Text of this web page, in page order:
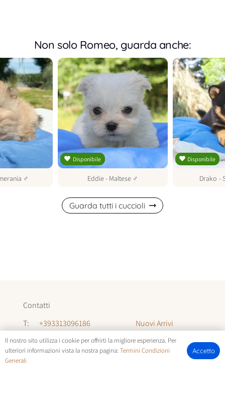
Non solo Romeo, guarda anche:
♂
Disponibile
Eddie- Maltese ♂
Disponibile
Drako -
Guarda tutti i cuccioli
Contatti
T:
+393313096186
T:
+393294142035
E:
Nuovi Arrivi
Informazioni
Chi Siamo
Il nostro sito utilizza i cookie per offrirti la migliore esperienza. Per
ulteriori informazioni vista la nostra pagina: Termini Condizioni
Generali
Accetto